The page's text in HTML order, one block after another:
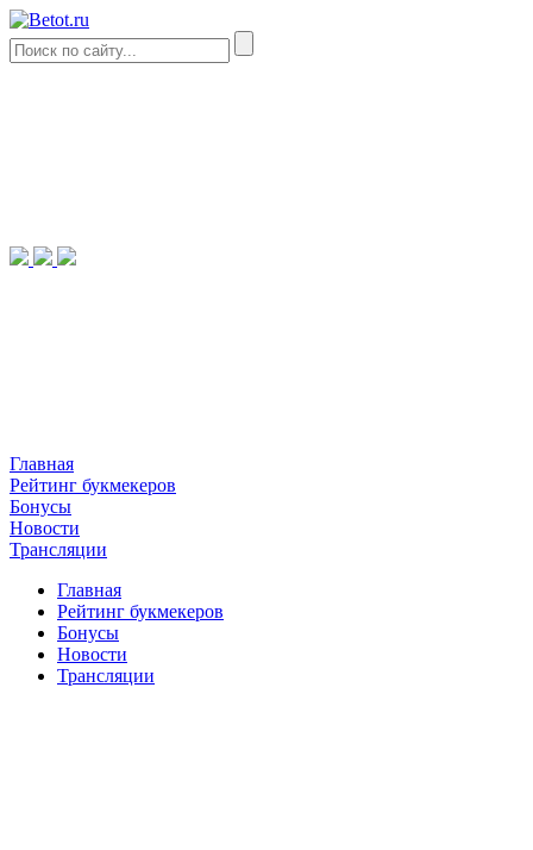
Главная
Рейтинг букмекеров
Бонусы
Новости
Трансляции
Главная
Рейтинг букмекеров
Бонусы
Новости
Трансляции